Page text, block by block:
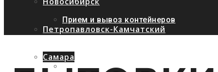
Петропавловск-Камчатский
Самара
Прием и вывоз контейнеров
Терминальные услуги